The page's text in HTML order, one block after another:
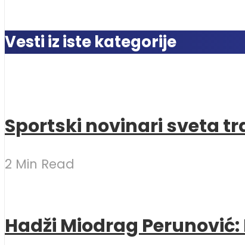
Vesti iz iste kategorije
Sportski novinari sveta
2 Min Read
Hadži Miodrag